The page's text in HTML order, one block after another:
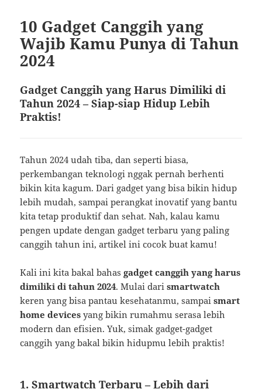
10 Gadget Canggih yang
Wajib Kamu Punya di Tahun
2024
Gadget Canggih yang Harus Dimiliki di
Tahun 2024 – Siap-siap Hidup Lebih
Praktis!
Tahun 2024 udah tiba, dan seperti biasa,
perkembangan teknologi nggak pernah berhenti
bikin kita kagum. Dari gadget yang bisa bikin hidup
lebih mudah, sampai perangkat inovatif yang bantu
kita tetap produktif dan sehat. Nah, kalau kamu
pengen update dengan gadget terbaru yang paling
canggih tahun ini, artikel ini cocok buat kamu!
Kali ini kita bakal bahasgadget canggih yang harus
dimiliki di tahun 2024. Mulai darismartwatch
keren yang bisa pantau kesehatanmu, sampaismart
home devices yang bikin rumahmu serasa lebih
modern dan efisien. Yuk, simak gadget-gadget
canggih yang bakal bikin hidupmu lebih praktis!
1.Smartwatch Terbaru – Lebih dari